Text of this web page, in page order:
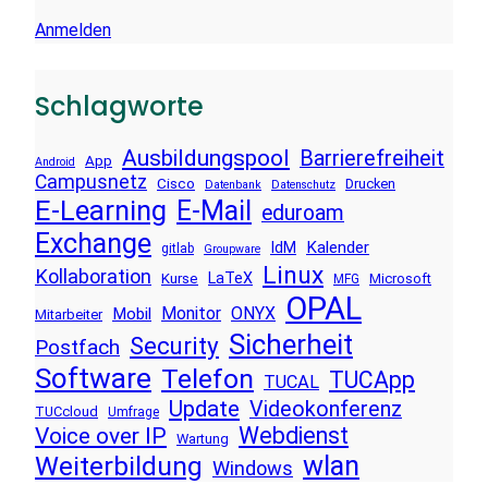
Anmelden
Schlagworte
Android App Ausbildungspool Barrierefreiheit
Campusnetz Cisco Datenbank Datenschutz Drucken
E-Learning E-Mail eduroam
Exchange gitlab Groupware IdM Kalender
Kollaboration Kurse LaTeX Linux MFG Microsoft
Mitarbeiter Mobil Monitor ONYX OPAL
Postfach Security Sicherheit
Software Telefon TUCAL TUCApp
TUCcloud Umfrage Update Videokonferenz
Voice over IP Wartung Webdienst
Weiterbildung Windows wlan